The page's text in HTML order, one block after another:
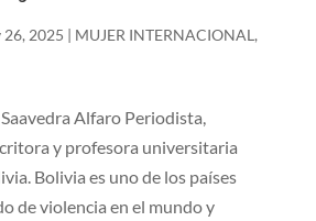
26, 2025 | MUJER INTERNACIONAL ,
Alfaro Periodista,
y profesora universitaria
Bolivia es uno de los países
de violencia en el mundo y